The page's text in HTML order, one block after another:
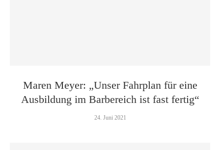
Maren Meyer: „Unser Fahrplan für eine
Ausbildung im Barbereich ist fast fertig“
24. Juni 2021